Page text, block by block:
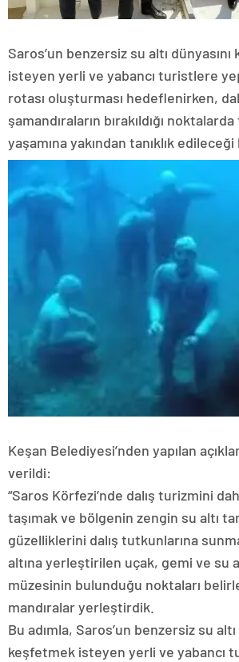
Saros’un benzersiz su altı
isteyen yerli ve yabancı turistlere
rotası oluşturması hedeflenirken,
şamandıraların bırakıldığı
yaşamına yakından tanıklık edileceği
Keşan Belediyesi’nden yapılan
verildi:
“Saros Körfezi’nde dalış turizmini
taşımak ve bölgenin zengin su altı
güzelliklerini dalış tutkunlarına
altına yerleştirilen uçak, gemi ve su
müzesinin bulunduğu noktaları
mandıralar yerleştirdik.
Bu adımla, Saros’un benzersiz su altı
keşfetmek isteyen yerli ve yabancı